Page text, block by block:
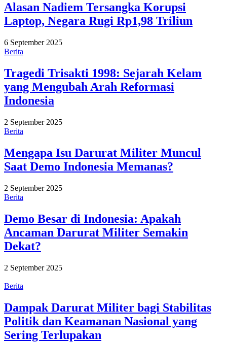
Alasan Nadiem Tersangka Korupsi
Laptop, Negara Rugi Rp1,98 Triliun
6 September 2025
Berita
Tragedi Trisakti 1998: Sejarah Kelam
yang Mengubah Arah Reformasi
Indonesia
2 September 2025
Berita
Mengapa Isu Darurat Militer Muncul
Saat Demo Indonesia Memanas?
2 September 2025
Berita
Demo Besar di Indonesia: Apakah
Ancaman Darurat Militer Semakin
Dekat?
2 September 2025
Berita
Dampak Darurat Militer bagi Stabilitas
Politik dan Keamanan Nasional yang
Sering Terlupakan